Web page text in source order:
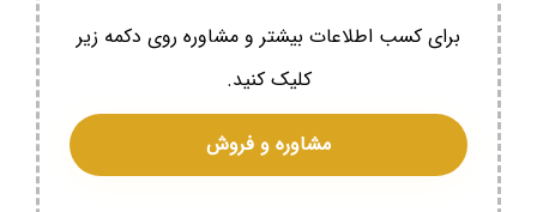
برای کسب اطلاعات بیشتر و مشاوره روی دکمه زیر
کلیک کنید.
مشاوره و فروش